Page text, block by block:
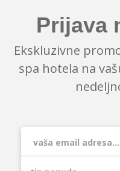
Prijava
Ekskluzivne
spa hotela na